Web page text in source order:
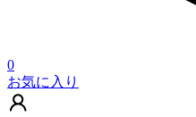
0
お気に入り